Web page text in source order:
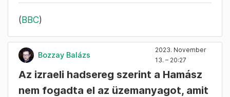
(BBC)
Bozzay Balázs
2023. November
13. – 20:27
Az izraeli hadsereg szerint a Hamász
nem fogadta el az üzemanyagot, amit